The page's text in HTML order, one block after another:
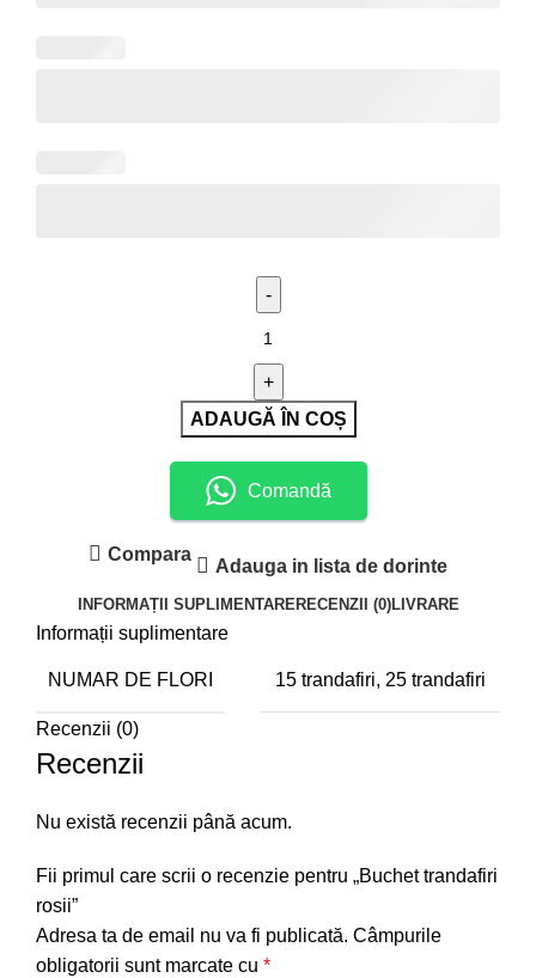
ADAUGĂ ÎN COȘ
Comandă
Compara
Adauga in lista de dorinte
INFORMAȚII SUPLIMENTARERECENZII (0)LIVRARE
Informații suplimentare
NUMAR DE FLORI 15 trandafiri, 25 trandafiri
Recenzii (0)
Recenzii
Nu există recenzii până acum.
Fii primul care scrii o recenzie pentru „Buchet trandafiri
rosii”
Adresa ta de email nu va fi publicată. Câmpurile
obligatorii sunt marcate cu *